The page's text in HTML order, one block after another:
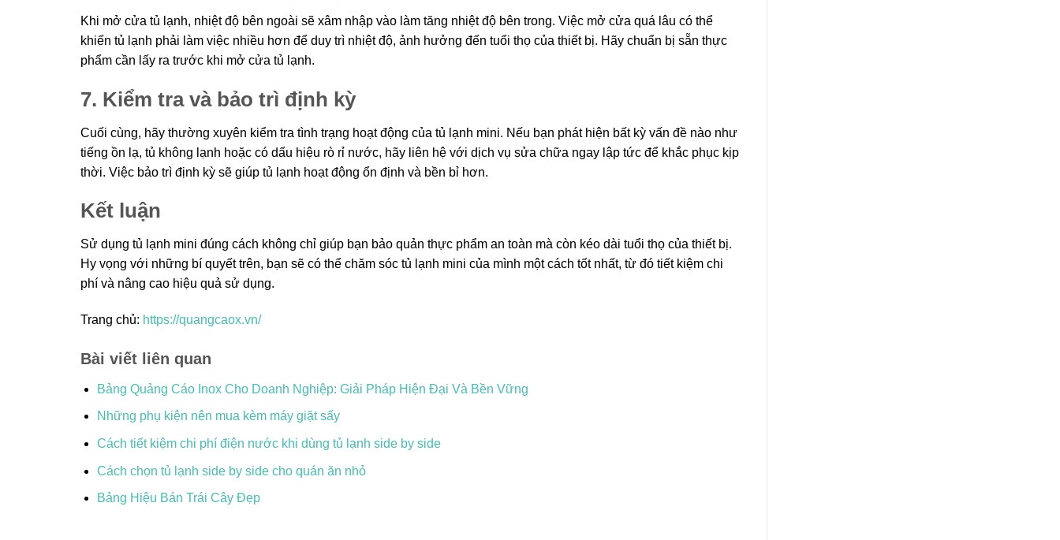
Khi mở cửa tủ lạnh, nhiệt độ bên ngoài sẽ xâm nhập vào làm tăng nhiệt độ bên trong. Việc mở cửa quá lâu có thể
khiến tủ lạnh phải làm việc nhiều hơn để duy trì nhiệt độ, ảnh hưởng đến tuổi thọ của thiết bị. Hãy chuẩn bị sẵn thực
phẩm cần lấy ra trước khi mở cửa tủ lạnh.
7. Kiểm tra và bảo trì định kỳ
Cuối cùng, hãy thường xuyên kiểm tra tình trạng hoạt động của tủ lạnh mini. Nếu bạn phát hiện bất kỳ vấn đề nào như
tiếng ồn lạ, tủ không lạnh hoặc có dấu hiệu rò rỉ nước, hãy liên hệ với dịch vụ sửa chữa ngay lập tức để khắc phục kịp
thời. Việc bảo trì định kỳ sẽ giúp tủ lạnh hoạt động ổn định và bền bỉ hơn.
Kết luận
Sử dụng tủ lạnh mini đúng cách không chỉ giúp bạn bảo quản thực phẩm an toàn mà còn kéo dài tuổi thọ của thiết bị.
Hy vọng với những bí quyết trên, bạn sẽ có thể chăm sóc tủ lạnh mini của mình một cách tốt nhất, từ đó tiết kiệm chi
phí và nâng cao hiệu quả sử dụng.
Trang chủ: https://quangcaox.vn/
Bài viết liên quan
Bảng Quảng Cáo Inox Cho Doanh Nghiệp: Giải Pháp Hiện Đại Và Bền Vững
Những phụ kiện nên mua kèm máy giặt sấy
Cách tiết kiệm chi phí điện nước khi dùng tủ lạnh side by side
Cách chọn tủ lạnh side by side cho quán ăn nhỏ
Bảng Hiệu Bán Trái Cây Đẹp